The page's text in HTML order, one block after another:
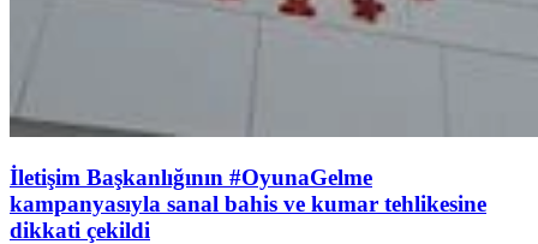
İletişim Başkanlığının #OyunaGelme
kampanyasıyla sanal bahis ve kumar tehlikesine
dikkati çekildi